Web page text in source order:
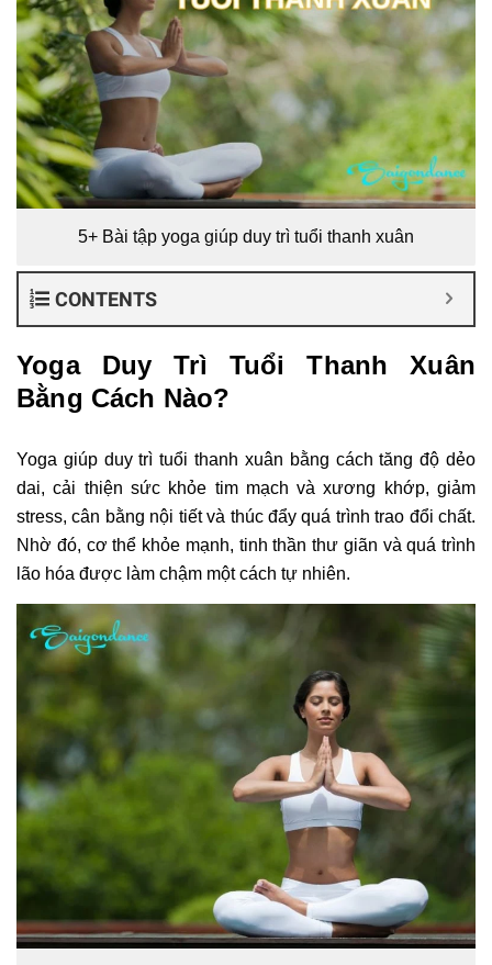
5+ Bài tập yoga giúp duy trì tuổi thanh xuân
CONTENTS
Yoga Duy Trì Tuổi Thanh Xuân
Bằng Cách Nào?
Yoga giúp duy trì tuổi thanh xuân bằng cách tăng độ dẻo
dai, cải thiện sức khỏe tim mạch và xương khớp, giảm
stress, cân bằng nội tiết và thúc đẩy quá trình trao đổi chất.
Nhờ đó, cơ thể khỏe mạnh, tinh thần thư giãn và quá trình
lão hóa được làm chậm một cách tự nhiên.